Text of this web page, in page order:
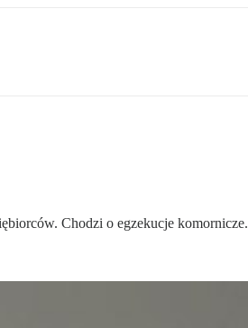
Chodzi o egzekucje komornicze.